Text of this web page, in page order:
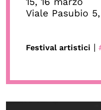
Viale Pasubio
Festival artistici |